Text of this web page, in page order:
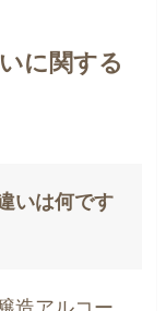
に関する
いは何です